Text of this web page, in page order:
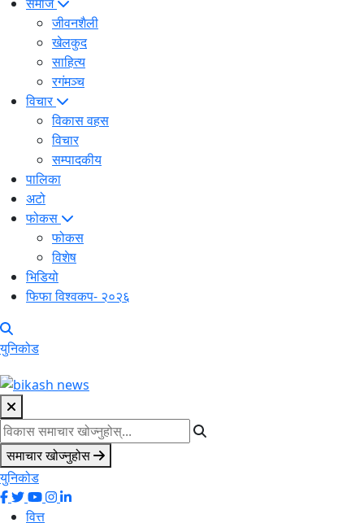
जीवनशैली
खेलकुद
साहित्य
रगंमञ्च
विचार
विकास वहस
विचार
सम्पादकीय
पालिका
अटो
फोकस
फोकस
विशेष
भिडियो
फिफा विश्वकप- २०२६
युनिकोड
समाचार खोज्नुहोस
युनिकोड
वित्त